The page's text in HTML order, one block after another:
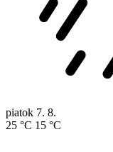
piatok 7. 8.
25 °C 15 °C